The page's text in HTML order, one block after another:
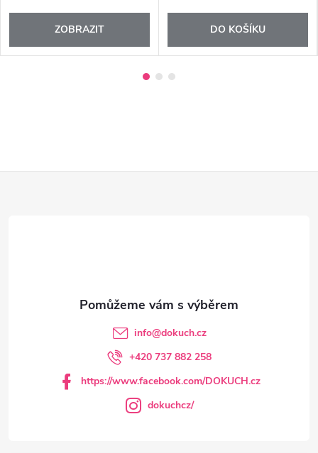
ZOBRAZIT DO KOŠÍKU
info@dokuch.cz
+420 737 882 258
https://www.facebook.com/DOKUCH.cz
dokuchcz/